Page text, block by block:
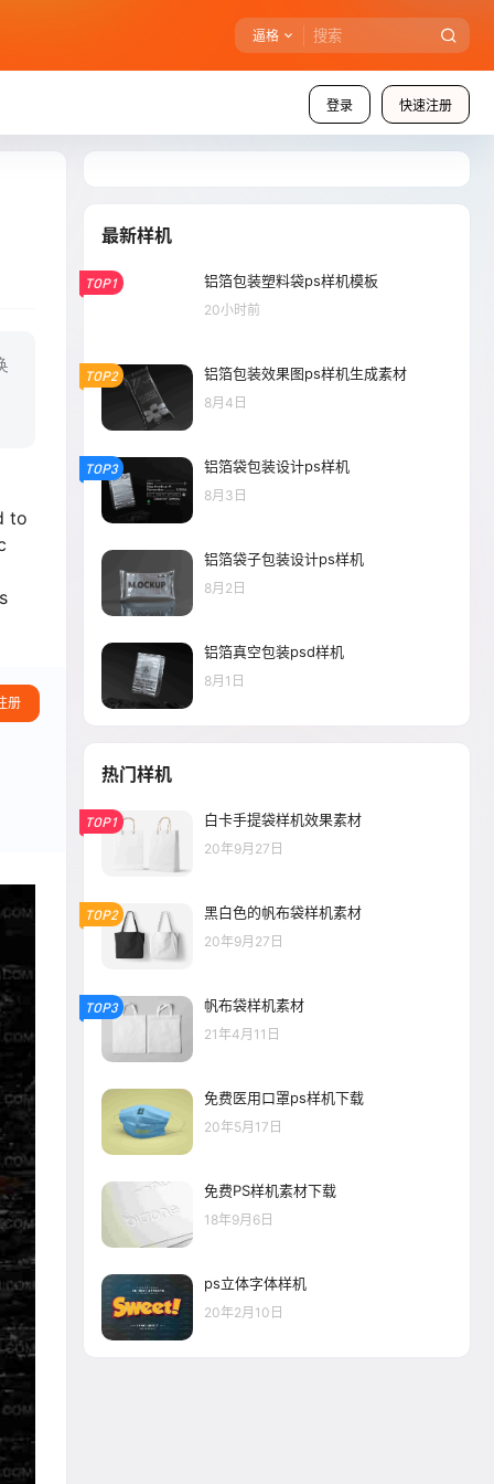
逼格
登录 快速注册
to
册
最新样机
TOP1 铝箔包装塑料袋ps样机模板
20小时前
TOP2 铝箔包装效果图ps样机生成素材
8月4日
TOP3 铝箔袋包装设计ps样机
8月3日
铝箔袋子包装设计ps样机
8月2日
铝箔真空包装psd样机
8月1日
热门样机
TOP1 白卡手提袋样机效果素材
20年9月27日
TOP2 黑白色的帆布袋样机素材
20年9月27日
TOP3 帆布袋样机素材
21年4月11日
免费医用口罩ps样机下载
20年5月17日
免费PS样机素材下载
18年9月6日
ps立体字体样机
20年2月10日